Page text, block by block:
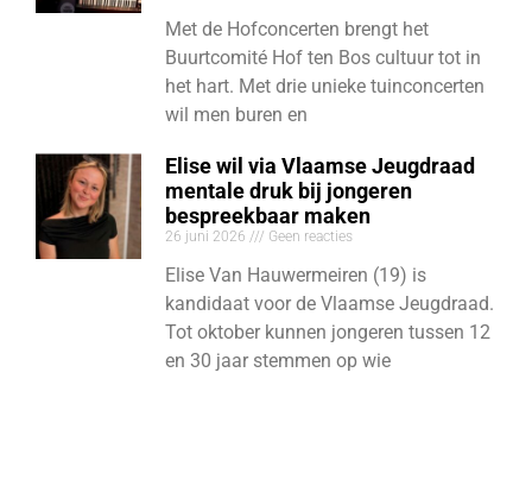
Met de Hofconcerten brengt het
Buurtcomité Hof ten Bos cultuur tot in
het hart. Met drie unieke tuinconcerten
wil men buren en
Elise wil via Vlaamse Jeugdraad
mentale druk bij jongeren
bespreekbaar maken
26 juni 2026 Geen reacties
Elise Van Hauwermeiren (19) is
kandidaat voor de Vlaamse Jeugdraad.
Tot oktober kunnen jongeren tussen 12
en 30 jaar stemmen op wie